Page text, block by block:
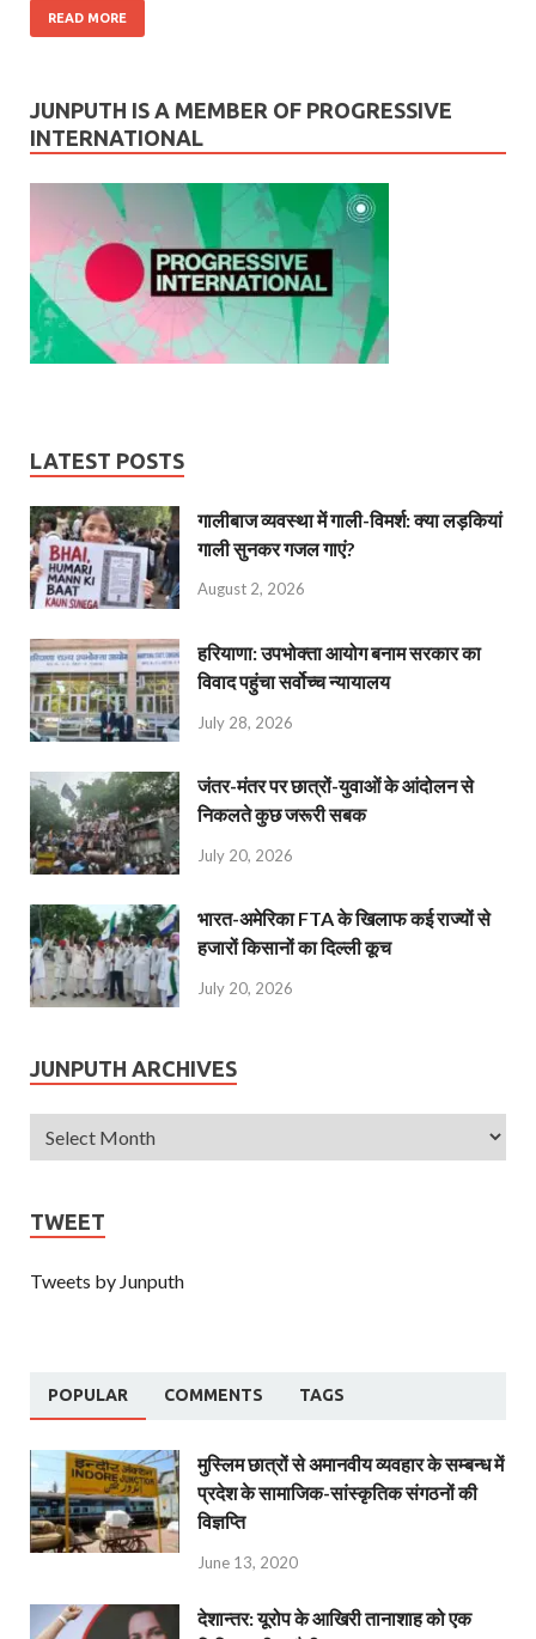
READ MORE
JUNPUTH IS A MEMBER OF PROGRESSIVE
INTERNATIONAL
LATEST POSTS
गालीबाज व्‍यवस्‍था में गाली-विमर्श: क्या लड़कियां
गाली सुनकर गजल गाएं?
August 2, 2026
हरियाणा: उपभोक्ता आयोग बनाम सरकार का
विवाद पहुंचा सर्वोच्च न्यायालय
July 28, 2026
जंतर-मंतर पर छात्रों-युवाओं के आंदोलन से
निकलते कुछ जरूरी सबक
July 20, 2026
भारत-अमेरिका FTA के खिलाफ कई राज्यों से
हजारों किसानों का दिल्ली कूच
July 20, 2026
JUNPUTH ARCHIVES
TWEET
Tweets by Junputh
POPULAR COMMENTS TAGS
मुस्लिम छात्रों से अमानवीय व्यवहार के सम्बन्ध में
प्रदेश के सामाजिक-सांस्कृतिक संगठनों की
विज्ञप्ति
June 13, 2020
देशान्‍तर: यूरोप के आखिरी तानाशाह को एक